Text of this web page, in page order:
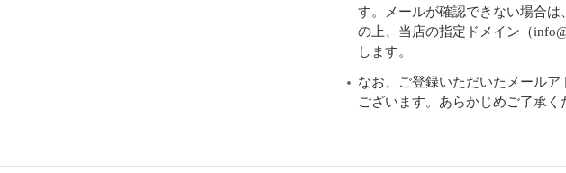
す。メールが確認できない場合
の上、当店の指定ドメイン（
します。
なお、ご登録いただいたメール
ございます。あらかじめご了承く